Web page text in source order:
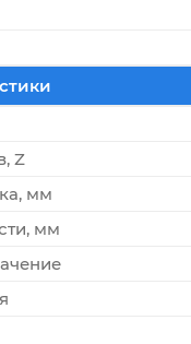
Z
мм
мм